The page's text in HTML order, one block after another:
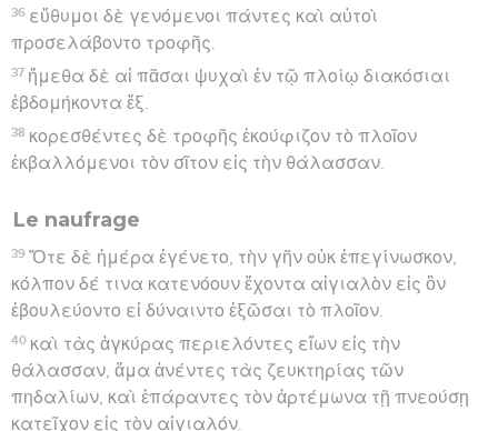
στρατιώτῃ.
Paul prêche à Rome
17 Ἐγένετο δὲ μετὰ ἡμέρας τρεῖς συγκαλέσασθαι
αὐτὸν τοὺς ὄντας τῶν Ἰουδαίων πρώτους·
συνελθόντων δὲ αὐτῶν ἔλεγεν πρὸς αὐτούς· Ἐγώ,
τοῖς ἔθεσι τοῖς πατρῴοις δέσμιος ἐξ Ἱεροσολύμων
οἵτινες ἀνακρίναντές με ἐβούλοντο ἀπολῦσαι διὰ
τὸ μηδεμίαν αἰτίαν θανάτου ὑπάρχειν ἐν ἐμοί·
19 ἀντιλεγόντων δὲ τῶν Ἰουδαίων ἠναγκάσθην
ἐπικαλέσασθαι Καίσαρα, οὐχ ὡς τοῦ ἔθνους μου ἔχων
τι κατηγορεῖν.
20 διὰ ταύτην οὖν τὴν αἰτίαν παρεκάλεσα ὑμᾶς ἰδεῖν